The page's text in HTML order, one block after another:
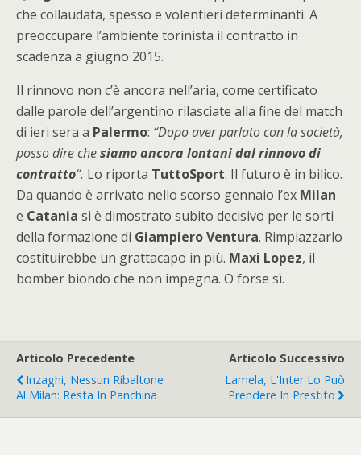
che collaudata, spesso e volentieri determinanti. A
preoccupare l’ambiente torinista il contratto in
scadenza a giugno 2015.
Il rinnovo non c’è ancora nell’aria, come certificato
dalle parole dell’argentino rilasciate alla fine del match
di ieri sera a Palermo: “Dopo aver parlato con la società,
posso dire chesiamo ancora lontani dal rinnovo di
contratto“. Lo riporta TuttoSport. Il futuro è in bilico.
Da quando è arrivato nello scorso gennaio l’ex Milan
e Catania si è dimostrato subito decisivo per le sorti
della formazione di Giampiero Ventura. Rimpiazzarlo
costituirebbe un grattacapo in più. Maxi Lopez, il
bomber biondo che non impegna. O forse sì.
Articolo Precedente
Inzaghi, Nessun Ribaltone
Al Milan: Resta In Panchina
Articolo Successivo
Lamela, L'Inter Lo Può
Prendere In Prestito